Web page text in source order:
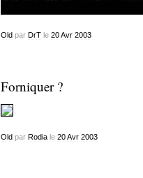
Oldpar DrTle 20 Avr 2003
Forniquer ?
Oldpar Rodiale 20 Avr 2003